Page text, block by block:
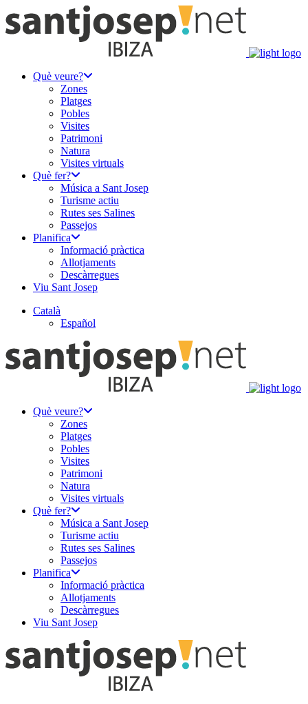
Què veure?
Zones
Platges
Pobles
Visites
Patrimoni
Natura
Visites virtuals
Què fer?
Música a Sant Josep
Turisme actiu
Rutes ses Salines
Passejos
Planifica
Informació pràctica
Allotjaments
Descàrregues
Viu Sant Josep
Català
Español
Què veure?
Zones
Platges
Pobles
Visites
Patrimoni
Natura
Visites virtuals
Què fer?
Música a Sant Josep
Turisme actiu
Rutes ses Salines
Passejos
Planifica
Informació pràctica
Allotjaments
Descàrregues
Viu Sant Josep